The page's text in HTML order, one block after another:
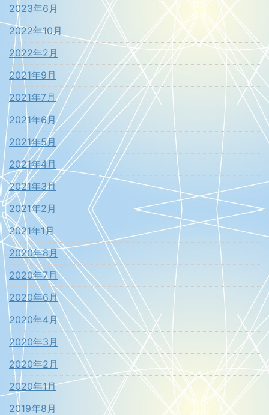
2023年6月
2022年10月
2022年2月
2021年9月
2021年7月
2021年6月
2021年5月
2021年4月
2021年3月
2021年2月
2021年1月
2020年8月
2020年7月
2020年6月
2020年4月
2020年3月
2020年2月
2020年1月
2019年8月